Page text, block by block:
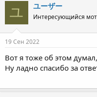
ユ ユーザー
Интересующийся
19 Сен 2022
Вот я тоже об этом
Ну ладно спасибо за